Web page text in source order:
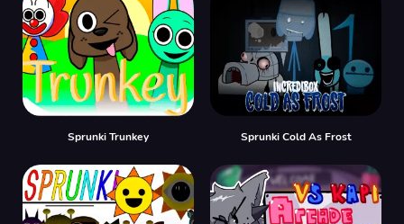
Sprunki Trunkey Sprunki Cold As Frost